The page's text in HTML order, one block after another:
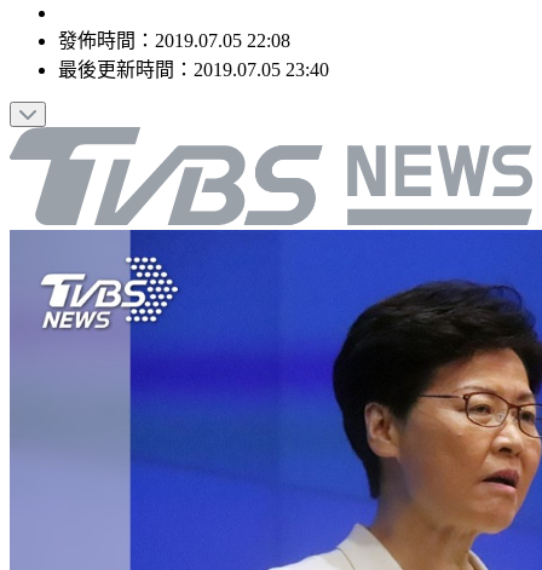
發佈時間：2019.07.05 22:08